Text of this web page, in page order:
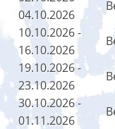
04.10.2026
10.10.2026 -
16.10.2026
19.10.2026 -
23.10.2026
30.10.2026 -
01.11.2026